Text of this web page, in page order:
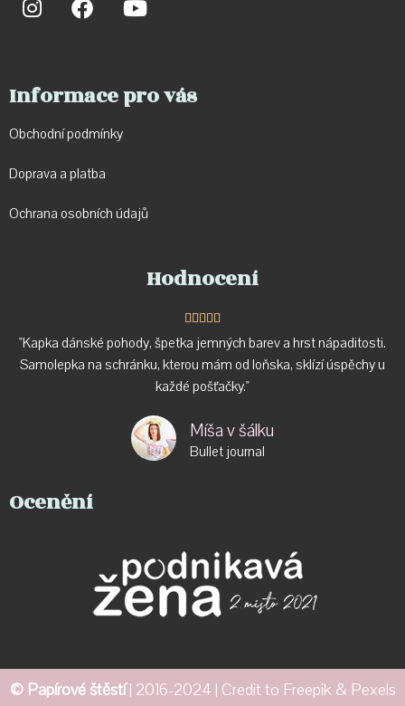
Informace pro vás
Obchodní podmínky
Doprava a platba
Ochrana osobních údajů
Hodnocení
    
"Kapka dánské pohody, špetka jemných barev a hrst nápaditosti.
Samolepka na schránku, kterou mám od loňska, sklízí úspěchy u
každé pošťačky."
Míša v šálku
Bullet journal
Ocenění
© Papírové štěstí| 2016-2024 | Credit to Freepik& Pexels